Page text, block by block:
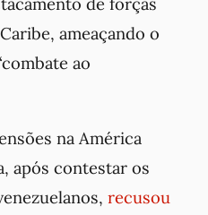
ameaçando o
ao
na América
após contestar os
recusou